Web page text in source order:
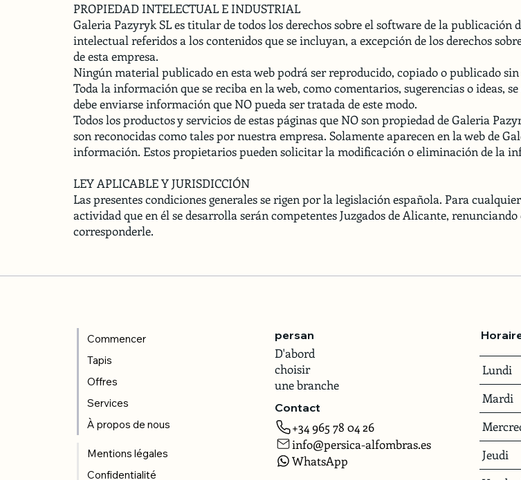
PROPIEDAD INTELECTUAL E INDUSTRIAL
Galeria Pazyryk SL es titular de todos los derechos sobre el software de la
intelectual referidos a los contenidos que se incluyan, a excepción de los derechos
de esta empresa.
Ningún material publicado en esta web podrá ser reproducido, copiado o publicado
Toda la información que se reciba en la web, como comentarios, sugerencias o ideas,
debe enviarse información que NO pueda ser tratada de este modo.
Todos los productos y servicios de estas páginas que NO son propiedad de Galeria
son reconocidas como tales por nuestra empresa. Solamente aparecen en la web de
información. Estos propietarios pueden solicitar la modificación o eliminación de la
LEY APLICABLE Y JURISDICCIÓN
Las presentes condiciones generales se rigen por la legislación española. Para
actividad que en él se desarrolla serán competentes Juzgados de Alicante,
corresponderle.
Commencer
Tapis
Offres
Services
À propos de nous
Mentions légales
Confidentialité
persan
D'abord
choisir
une branche
Contact
+34 965 78 04 26
info@persica-alfombras.es
WhatsApp
Lundi
Mardi
Jeudi